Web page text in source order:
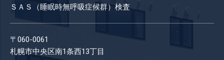
ＳＡＳ（睡眠時無呼吸症候群）検査
〒060-0061
札幌市中央区南1条西13丁目